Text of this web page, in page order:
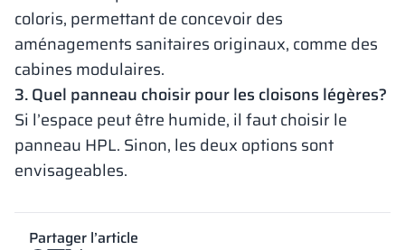
coloris, permettant de concevoir des
aménagements sanitaires originaux, comme des
cabines modulaires.
3. Quel panneau choisir pour les cloisons légères?
Si l’espace peut être humide, il faut choisir le
panneau HPL. Sinon, les deux options sont
envisageables.
Partager l’article